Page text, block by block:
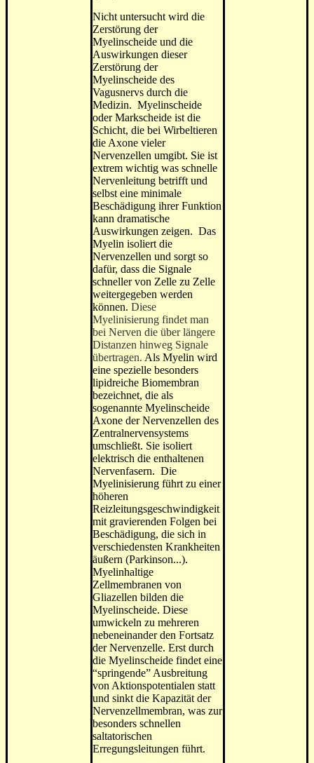
Nicht untersucht wird die
Zerstörung der
Myelinscheide und die
Auswirkungen dieser
Zerstörung der
Myelinscheide des
Vagusnervs durch die
Medizin. Myelinscheide
oder Markscheide ist die
Schicht, die bei Wirbeltieren
die Axone vieler
Nervenzellen umgibt. Sie ist
extrem wichtig was schnelle
Nervenleitung betrifft und
selbst eine minimale
Beschädigung ihrer Funktion
kann dramatische
Auswirkungen zeigen. Das
Myelin isoliert die
Nervenzellen und sorgt so
dafür, dass die Signale
schneller von Zelle zu Zelle
weitergegeben werden
können. Diese
Myelinisierung findet man
bei Nerven die über längere
Distanzen hinweg Signale
übertragen. Als Myelin wird
eine spezielle besonders
lipidreiche Biomembran
bezeichnet, die als
sogenannte Myelinscheide
Axone der Nervenzellen des
Zentralnervensystems
umschließt. Sie isoliert
elektrisch die enthaltenen
Nervenfasern. Die
Myelinisierung führt zu einer
höheren
Reizleitungsgeschwindigkeit
mit gravierenden Folgen bei
Beschädigung, die sich in
verschiedensten Krankheiten
äußern (Parkinson...).
Myelinhaltige
Zellmembranen von
Gliazellen bilden die
Myelinscheide. Diese
umwickeln zu mehreren
nebeneinander den Fortsatz
der Nervenzelle. Erst durch
die Myelinscheide findet eine
“springende” Ausbreitung
von Aktionspotentialen statt
und sinkt die Kapazität der
Nervenzellmembran, was zur
besonders schnellen
saltatorischen
Erregungsleitungen führt.